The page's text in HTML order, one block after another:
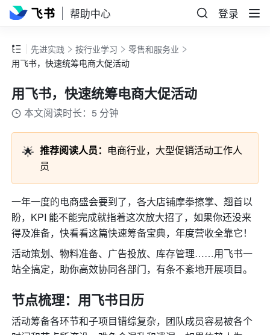
帮助中心 登录
先进实践 按行业学习
零售和服务业
用飞书，快速统筹电商大促活动
用飞书，快速统筹电商大促活动
本文阅读时长：5 分钟
🌟 推荐阅读人员： 电商行业，大型促销活动工作人
员
一年一度的电商盛会要到了，各大店铺摩拳擦掌、翘首以
盼，KPI 能不能完成就指着这次放大招了，如果你还没来
得及准备，快看看这篇快速筹备宝典，年度营收全靠它！
活动策划、物料准备、广告投放、库存管理……用飞书一
站全搞定，助你高效协同各部门，有条不紊地开展项目。
节点梳理：用飞书日历
活动筹备各环节和子项目错综复杂，团队成员容易被各个